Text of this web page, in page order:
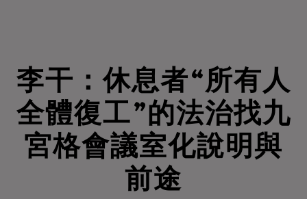
李干：休息者“所有人
全體復工”的法治找九
宮格會議室化說明與
前途